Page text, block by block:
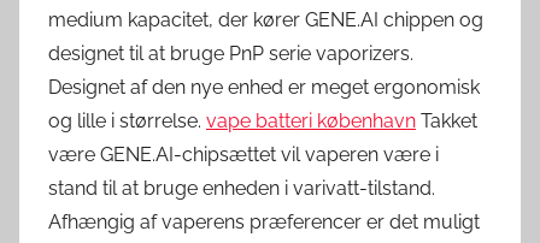
medium kapacitet, der kører GENE.AI chippen og
designet til at bruge PnP serie vaporizers.
Designet af den nye enhed er meget ergonomisk
og lille i størrelse. vape batteri københavn Takket
være GENE.AI-chipsættet vil vaperen være i
stand til at bruge enheden i varivatt-tilstand.
Afhængig af vaperens præferencer er det muligt